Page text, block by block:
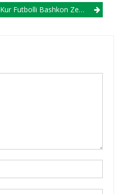
Kur Futbolli Bashkon Zemrat Për Një Kauzë Të Madhe! Struga Trim Lum Për Tu Marrë Shembull…